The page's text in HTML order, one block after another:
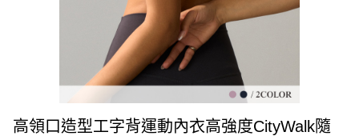
高領口造型工字背運動內衣高強度CityWalk隨